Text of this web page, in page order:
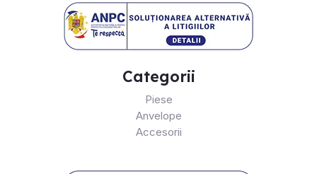
Categorii
Piese
Anvelope
Accesorii